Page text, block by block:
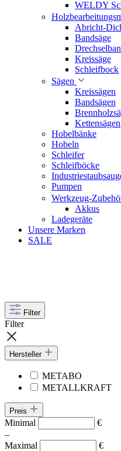
WELDY
Abricht-
Bandsäge
Kreissäge
Schleifbock
Sägen
Kreissägen
Bandsägen
Kettensägen
Hobelbänke
Hobeln
Schleifer
Schleifböcke
Pumpen
Werkzeug-
Akkus
Ladegeräte
Unsere Marken
SALE
Filter
Filter
Hersteller
METABO
METALLKRAFT
Preis
Minimal
€
–
Maximal
€